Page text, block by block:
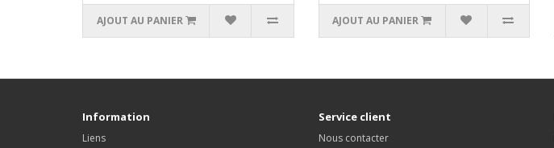
AJOUT AU PANIER AJOUT AU PANIER
Information
Liens
Service client
Nous contacter